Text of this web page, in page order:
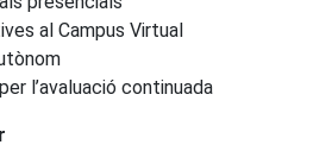
al Campus Virtual
l’avaluació continuada